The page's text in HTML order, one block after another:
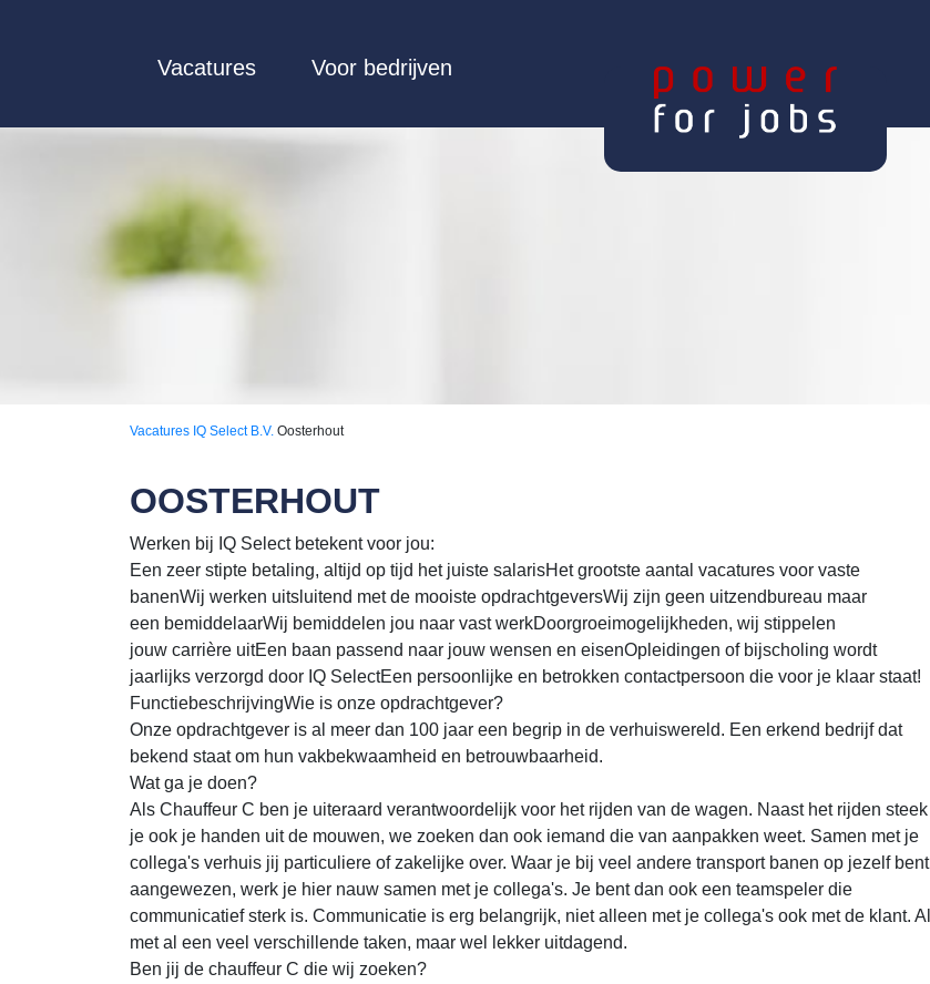
Vacatures Voor bedrijven
Vacatures IQ Select B.V. Oosterhout
OOSTERHOUT
Werken bij IQ Select betekent voor jou:
Een zeer stipte betaling, altijd op tijd het juiste salarisHet grootste aantal vacatures voor vaste
banenWij werken uitsluitend met de mooiste opdrachtgeversWij zijn geen uitzendbureau maar
een bemiddelaarWij bemiddelen jou naar vast werkDoorgroeimogelijkheden, wij stippelen
jouw carrière uitEen baan passend naar jouw wensen en eisenOpleidingen of bijscholing wordt
jaarlijks verzorgd door IQ SelectEen persoonlijke en betrokken contactpersoon die voor je klaar staat!
FunctiebeschrijvingWie is onze opdrachtgever?
Onze opdrachtgever is al meer dan 100 jaar een begrip in de verhuiswereld. Een erkend bedrijf dat
bekend staat om hun vakbekwaamheid en betrouwbaarheid.
Wat ga je doen?
Als Chauffeur C ben je uiteraard verantwoordelijk voor het rijden van de wagen. Naast het rijden steek
je ook je handen uit de mouwen, we zoeken dan ook iemand die van aanpakken weet. Samen met je
collega's verhuis jij particuliere of zakelijke over. Waar je bij veel andere transport banen op jezelf bent
aangewezen, werk je hier nauw samen met je collega's. Je bent dan ook een teamspeler die
communicatief sterk is. Communicatie is erg belangrijk, niet alleen met je collega's ook met de klant. Al
met al een veel verschillende taken, maar wel lekker uitdagend.
Ben jij de chauffeur C die wij zoeken?